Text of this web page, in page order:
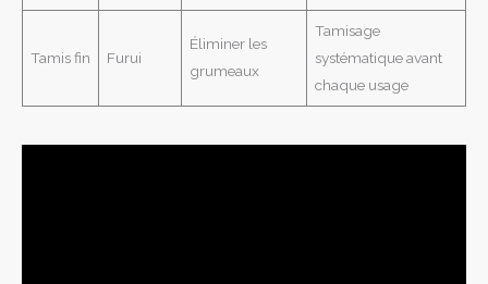
Tamis fin Furui
Éliminer les
grumeaux
Tamisage
systématique avant
chaque usage